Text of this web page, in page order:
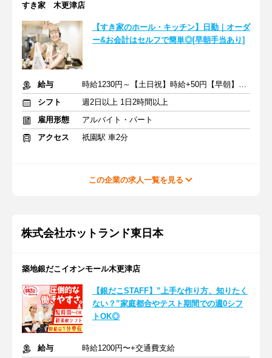
すき家 木更津店
【すき家のホール・キッチン】日勤｜オーダ
ー&お会計はセルフで簡単◎[早朝手当あり]
給与
時給1230円～【土日祝】時給+50円【早朝】時給+150円
シフト
週2日以上 1日2時間以上
雇用形態
アルバイト・パート
アクセス
祇園駅 車2分
この企業の求人一覧を見る
株式会社ホットランド東日本
築地銀だこイオンモール木更津店
【銀だこSTAFF】”上手な作り方、知りたく
ない？”家庭都合やテスト期間での週0シフ
トOK◎
給与
時給1200円〜+交通費支給